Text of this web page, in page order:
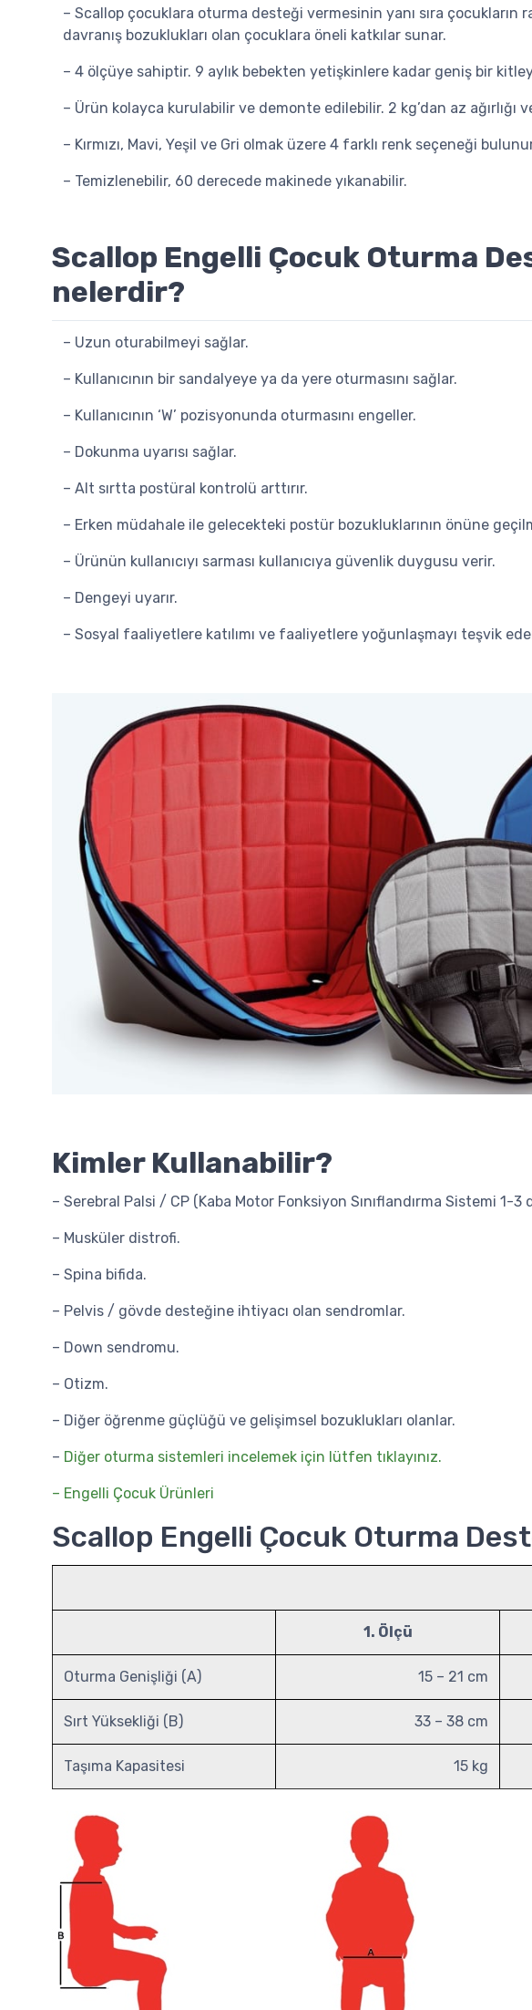
– Scallop çocuklara oturma desteği vermesinin yanı sıra çocukların
davranış bozuklukları olan çocuklara öneli katkılar sunar.
– 4 ölçüye sahiptir. 9 aylık bebekten yetişkinlere kadar geniş bir
– Ürün kolayca kurulabilir ve demonte edilebilir. 2 kg’dan az ağırlığı ve
– Kırmızı, Mavi, Yeşil ve Gri olmak üzere 4 farklı renk seçeneği
– Temizlenebilir, 60 derecede makinede yıkanabilir.
Scallop Engelli Çocuk Oturma
nelerdir?
– Uzun oturabilmeyi sağlar.
– Kullanıcının bir sandalyeye ya da yere oturmasını sağlar.
– Kullanıcının ‘W’ pozisyonunda oturmasını engeller.
– Dokunma uyarısı sağlar.
– Alt sırtta postüral kontrolü arttırır.
– Erken müdahale ile gelecekteki postür bozukluklarının önüne
– Ürünün kullanıcıyı sarması kullanıcıya güvenlik duygusu verir.
– Dengeyi uyarır.
– Sosyal faaliyetlere katılımı ve faaliyetlere yoğunlaşmayı teşvik
Kimler Kullanabilir?
– Serebral Palsi / CP (Kaba Motor Fonksiyon Sınıflandırma Sistemi 1-3
– Musküler distrofi.
– Spina bifida.
– Pelvis / gövde desteğine ihtiyacı olan sendromlar.
– Down sendromu.
– Otizm.
– Diğer öğrenme güçlüğü ve gelişimsel bozuklukları olanlar.
– Diğer oturma sistemleri incelemek için lütfen tıklayınız.
– Engelli Çocuk Ürünleri
Scallop Engelli Çocuk Oturma
1. Ölçü
Oturma Genişliği (A) 15 – 21 cm
Sırt Yüksekliği (B) 33 – 38 cm
Taşıma Kapasitesi 15 kg